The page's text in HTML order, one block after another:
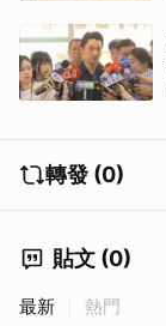
轉發 (0)
貼文 (0)
最新 熱門